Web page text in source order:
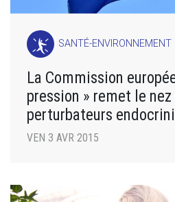
SANTÉ-ENVIRONNEMENT
La Commission
pression » remet le
perturbateurs
VEN 3 AVR 2015